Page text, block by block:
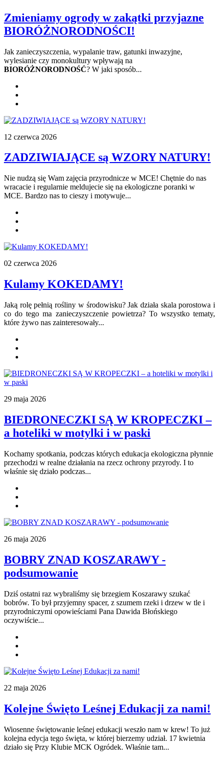
Zmieniamy ogrody w zakątki przyjazne
BIORÓŻNORODNOŚCI!
Jak zanieczyszczenia, wypalanie traw, gatunki inwazyjne,
wylesianie czy monokultury wpływają na
BIORÓŻNORODNOŚĆ? W jaki sposób...
12 czerwca 2026
ZADZIWIAJĄCE są WZORY NATURY!
Nie nudzą się Wam zajęcia przyrodnicze w MCE! Chętnie do nas
wracacie i regularnie meldujecie się na ekologiczne poranki w
MCE. Bardzo nas to cieszy i motywuje...
02 czerwca 2026
Kulamy KOKEDAMY!
Jaką rolę pełnią rośliny w środowisku? Jak działa skala porostowa i
co do tego ma zanieczyszczenie powietrza? To wszystko tematy,
które żywo nas zainteresowały...
29 maja 2026
BIEDRONECZKI SĄ W KROPECZKI –
a hoteliki w motylki i w paski
Kochamy spotkania, podczas których edukacja ekologiczna płynnie
przechodzi w realne działania na rzecz ochrony przyrody. I to
właśnie się działo podczas...
26 maja 2026
BOBRY ZNAD KOSZARAWY -
podsumowanie
Dziś ostatni raz wybraliśmy się brzegiem Koszarawy szukać
bobrów. To był przyjemny spacer, z szumem rzeki i drzew w tle i
przyrodniczymi opowieściami Pana Dawida Błońskiego
oczywiście...
22 maja 2026
Kolejne Święto Leśnej Edukacji za nami!
Wiosenne świętowanie leśnej edukacji weszło nam w krew! To już
kolejna edycja tego święta, w której bierzemy udział. 17 kwietnia
działo się Przy Klubie MCK Ogródek. Właśnie tam...